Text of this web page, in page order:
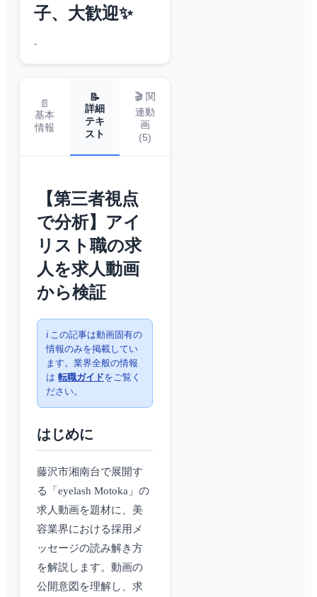
子、大歓迎✨
-
📄
基本
情報
📝
詳細
テキ
スト
🎬 関
連動
画
(5)
【第三者視点
で分析】アイ
リスト職の求
人を求人動画
から検証
ℹ️ この記事は動画固有の
情報のみを掲載してい
ます。業界全般の情報
は 転職ガイドをご覧く
ださい。
はじめに
藤沢市湘南台で展開す
る「eyelash Motoka」の
求人動画を題材に、美
容業界における採用メ
ッセージの読み解き方
を解説します。動画の
公開意図を理解し、求